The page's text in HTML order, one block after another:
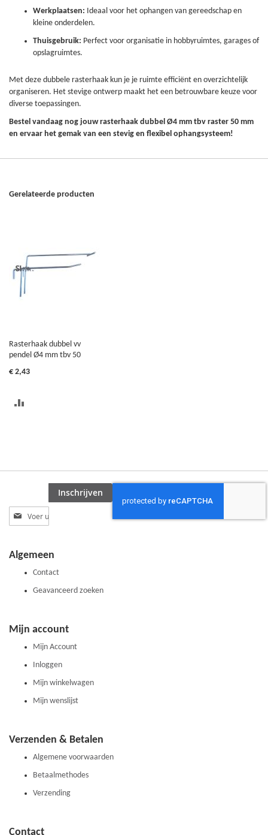
Werkplaatsen: Ideaal voor het ophangen van gereedschap en
kleine onderdelen.
Thuisgebruik: Perfect voor organisatie in hobbyruimtes, garages of
opslagruimtes.
Met deze dubbele rasterhaak kun je je ruimte efficiënt en overzichtelijk
organiseren. Het stevige ontwerp maakt het een betrouwbare keuze voor
diverse toepassingen.
Bestel vandaag nog jouw rasterhaak dubbel Ø4 mm tbv raster 50 mm
en ervaar het gemak van een stevig en flexibel ophangsysteem!
Gerelateerde producten
Rasterhaak dubbel vv
pendel Ø4 mm tbv 50
€ 2,43
Abonneer
u
nieuwsbrief
Inschrijven
Algemeen
Contact
Geavanceerd zoeken
Mijn account
Mijn Account
Inloggen
Mijn winkelwagen
Mijn wenslijst
Verzenden & Betalen
Algemene voorwaarden
Betaalmethodes
Verzending
Contact